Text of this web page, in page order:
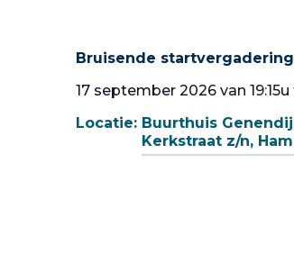
Bruisende
17 september 2026 van
Locatie: Buurthuis
Kerkstraat z/n, Ham